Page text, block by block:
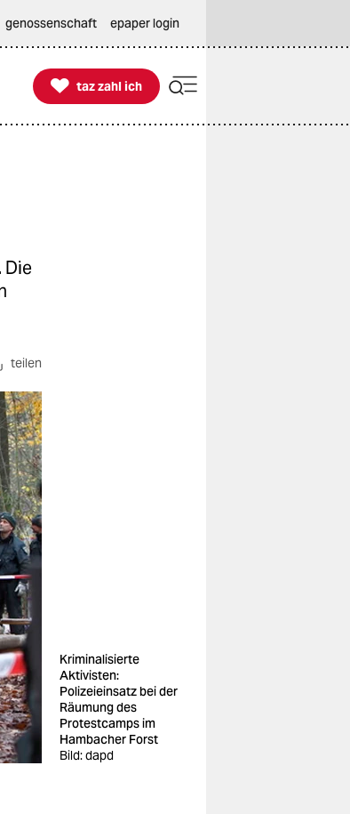
genossenschaft epaper login

taz zahl ich
taz zahl ich
Die
teilen
Kriminalisierte
Aktivisten:
Polizeieinsatz bei der
Räumung des
Protestcamps im
Hambacher Forst
Bild: dapd